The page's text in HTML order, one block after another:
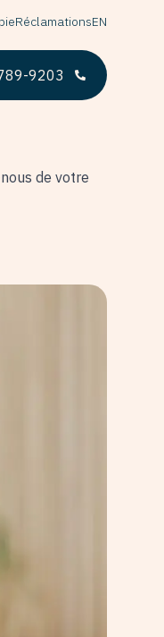
RéclamationsEN
9203
de votre